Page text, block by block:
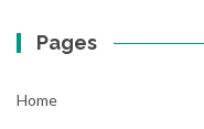
Pages
Home